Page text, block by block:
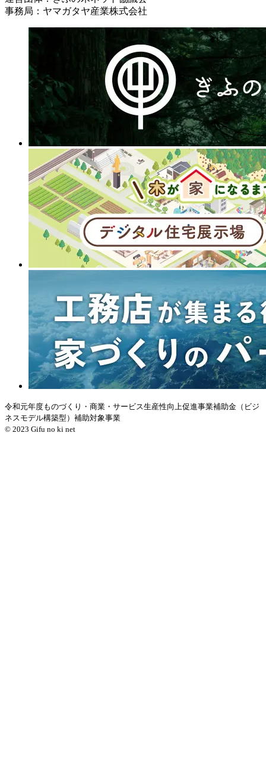
事務局：ヤマガタヤ産業株式会社
令和元年度ものづくり・商業・サービス生産性向上促進事業補助金（ビジ
ネスモデル構築型）補助対象事業
© 2023 Gifu no ki net